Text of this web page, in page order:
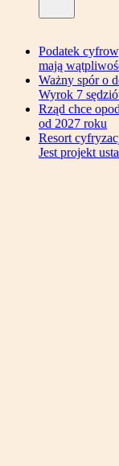
Podatek
mają
Ważny spór o
Wyrok 7
Rząd chce
od 2027 roku
Resort
Jest projekt